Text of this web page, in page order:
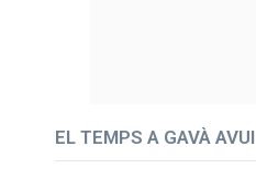
EL TEMPS A GAVÀ AVUI